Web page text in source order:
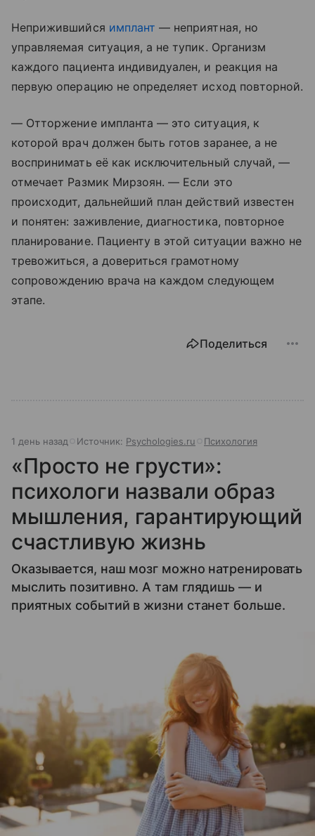
Неприжившийся имплант — неприятная, но
управляемая ситуация, а не тупик. Организм
каждого пациента индивидуален, и реакция на
первую операцию не определяет исход повторной.
— Отторжение импланта — это ситуация, к
которой врач должен быть готов заранее, а не
воспринимать её как исключительный случай, —
отмечает Размик Мирзоян. — Если это
происходит, дальнейший план действий известен
и понятен: заживление, диагностика, повторное
планирование. Пациенту в этой ситуации важно не
тревожиться, а довериться грамотному
сопровождению врача на каждом следующем
этапе.
Поделиться
1 день назад Источник: Psychologies.ru Психология
«Просто не грусти»:
психологи назвали образ
мышления, гарантирующий
счастливую жизнь
Оказывается, наш мозг можно натренировать
мыслить позитивно. А там глядишь — и
приятных событий в жизни станет больше.